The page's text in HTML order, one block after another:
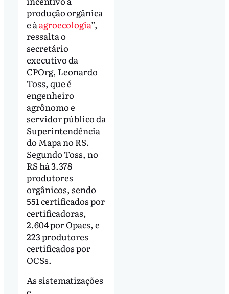
produção orgânica
e à agroecologia”,
ressalta o
secretário
executivo da
CPOrg, Leonardo
Toss, que é
engenheiro
agrônomo e
servidor público da
Superintendência
do Mapa no RS.
Segundo Toss, no
RS há 3.378
produtores
orgânicos, sendo
551 certificados por
certificadoras,
2.604 por Opacs, e
223 produtores
certificados por
OCSs.
As sistematizações